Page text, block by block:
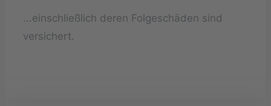
...einschließlich deren Folgeschäden sind
versichert.